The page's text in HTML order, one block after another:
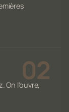
On l'ouvre,